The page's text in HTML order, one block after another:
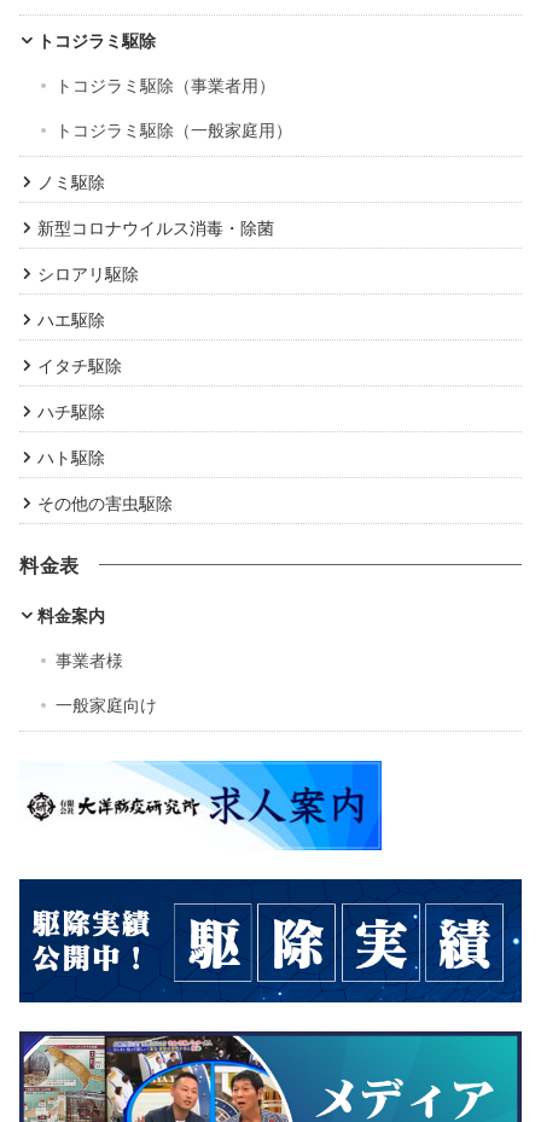
トコジラミ駆除
トコジラミ駆除（事業者用）
トコジラミ駆除（一般家庭用）
ノミ駆除
新型コロナウイルス消毒・除菌
シロアリ駆除
ハエ駆除
イタチ駆除
ハチ駆除
ハト駆除
その他の害虫駆除
料金表
料金案内
事業者様
一般家庭向け